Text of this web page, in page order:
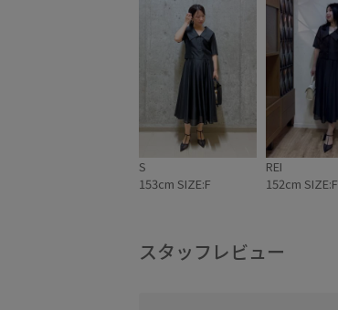
S
153cm SIZE:F
REI
152cm SIZE:F
スタッフレビュー